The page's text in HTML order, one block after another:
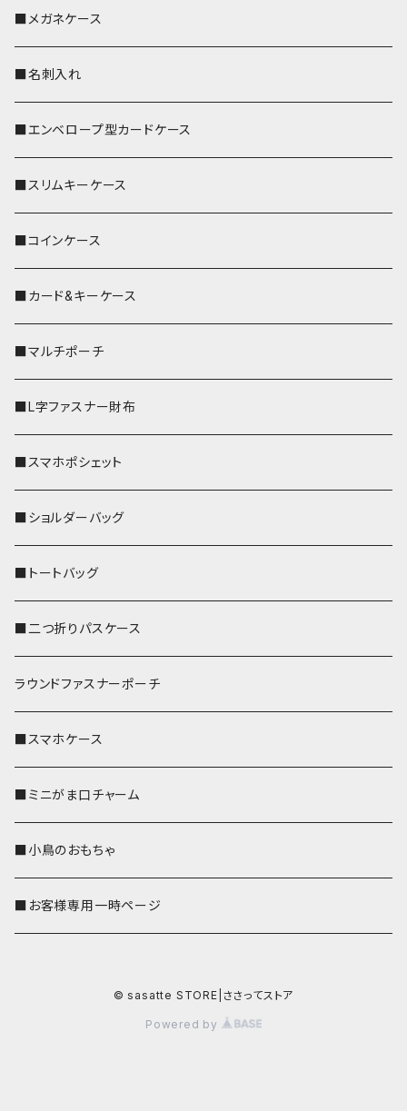
■メガネケース
■名刺入れ
■エンベロープ型カードケース
■スリムキーケース
■コインケース
■カード&キーケース
■マルチポーチ
■L字ファスナー財布
■スマホポシェット
■ショルダーバッグ
■トートバッグ
■二つ折りパスケース
ラウンドファスナーポーチ
■スマホケース
■ミニがま口チャーム
■小鳥のおもちゃ
■お客様専用一時ページ
© sasatte STORE|ささってストア
Powered by